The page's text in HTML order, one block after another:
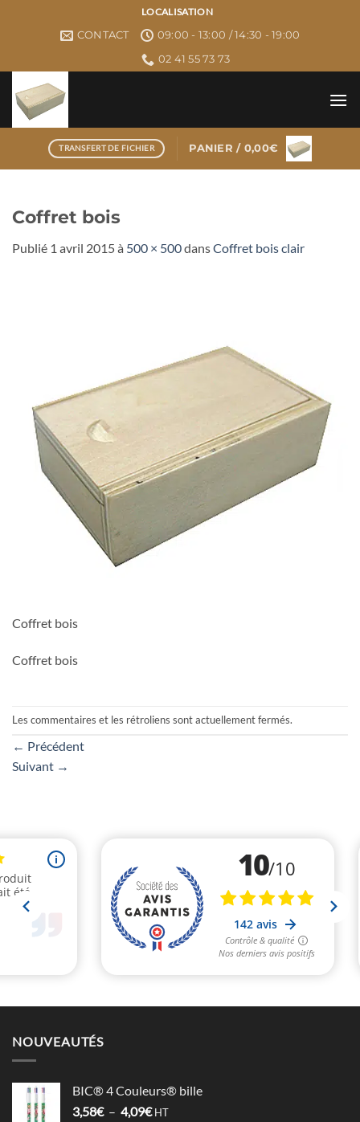
LOCALISATION
CONTACT
09:00 - 13:00 / 14:30 - 19:00
02 41 55 73 73
TRANSFERT DE FICHIER PANIER / 0,00€
Coffret bois
Publié 1 avril 2015à 500 × 500dansCoffret bois clair
Coffret bois
Coffret bois
Les commentaires et les rétroliens sont actuellement fermés.
← Précédent
Suivant →
NOUVEAUTÉS
BIC® 4 Couleurs® bille
3,58€ – 4,09€Plage
HT